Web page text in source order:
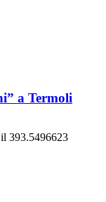
a Termoli
393.5496623